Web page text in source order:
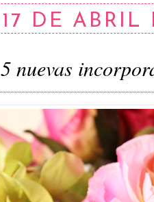
17 DE ABRIL
5 nuevas